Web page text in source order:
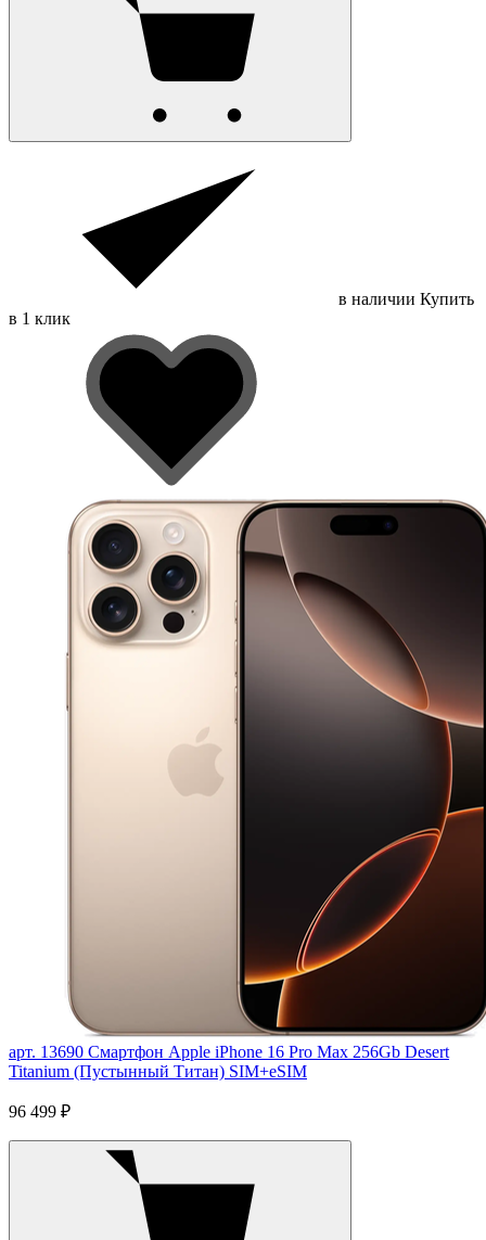
в наличии Купить
в 1 клик
арт. 13690 Смартфон Apple iPhone 16 Pro Max 256Gb Desert
Titanium (Пустынный Титан) SIM+eSIM
96 499 ₽